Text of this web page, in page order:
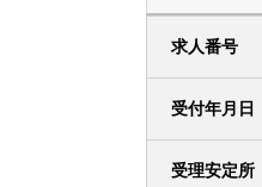
求人番号
受付年月日
受理安定所